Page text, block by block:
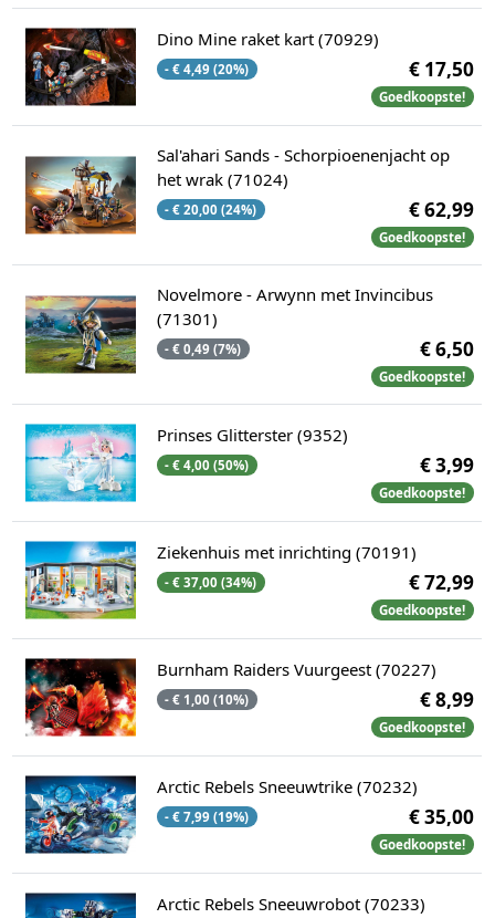
Dino Mine raket kart (70929)
- € 4,49 (20%) € 17,50
Goedkoopste!
Sal'ahari Sands - Schorpioenenjacht op
het wrak (71024)
- € 20,00 (24%) € 62,99
Goedkoopste!
Novelmore - Arwynn met Invincibus
(71301)
- € 0,49 (7%) € 6,50
Goedkoopste!
Prinses Glitterster (9352)
- € 4,00 (50%) € 3,99
Goedkoopste!
Ziekenhuis met inrichting (70191)
- € 37,00 (34%) € 72,99
Goedkoopste!
Burnham Raiders Vuurgeest (70227)
- € 1,00 (10%) € 8,99
Goedkoopste!
Arctic Rebels Sneeuwtrike (70232)
- € 7,99 (19%) € 35,00
Goedkoopste!
Arctic Rebels Sneeuwrobot (70233)